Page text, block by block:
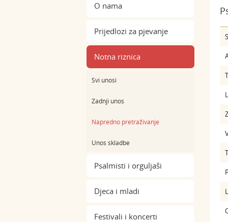
O nama
Prijedlozi za pjevanje
Notna riznica
Svi unosi
Zadnji unos
Napredno pretraživanje
Unos skladbe
Psalmisti i orguljaši
Djeca i mladi
Festivali i koncerti